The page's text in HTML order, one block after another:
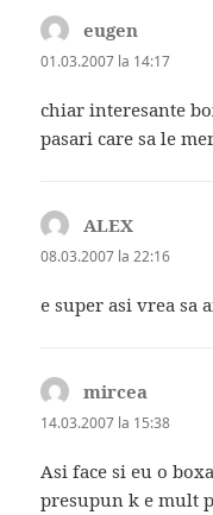
eugen
01.03.2007 la 14:17
chiar interesante
pasari care sa le
ALEX
08.03.2007 la 22:16
e super asi vrea sa
mircea
14.03.2007 la 15:38
Asi face si eu o
presupun k e mult